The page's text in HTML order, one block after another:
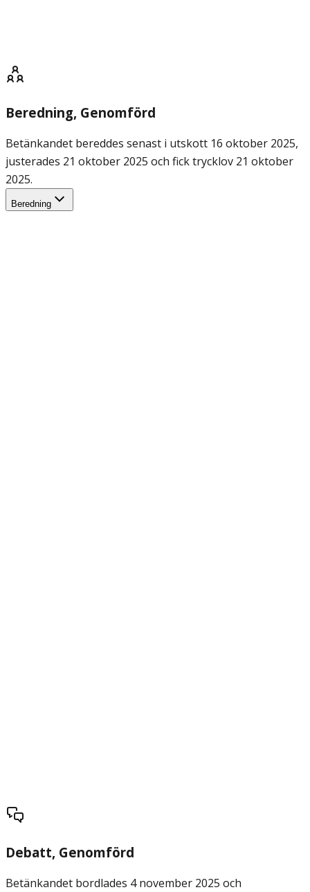
Beredning, Genomförd
Betänkandet bereddes senast i utskott 16 oktober 2025,
justerades 21 oktober 2025 och fick trycklov 21 oktober
2025.
Beredning
Debatt, Genomförd
Betänkandet bordlades 4 november 2025 och